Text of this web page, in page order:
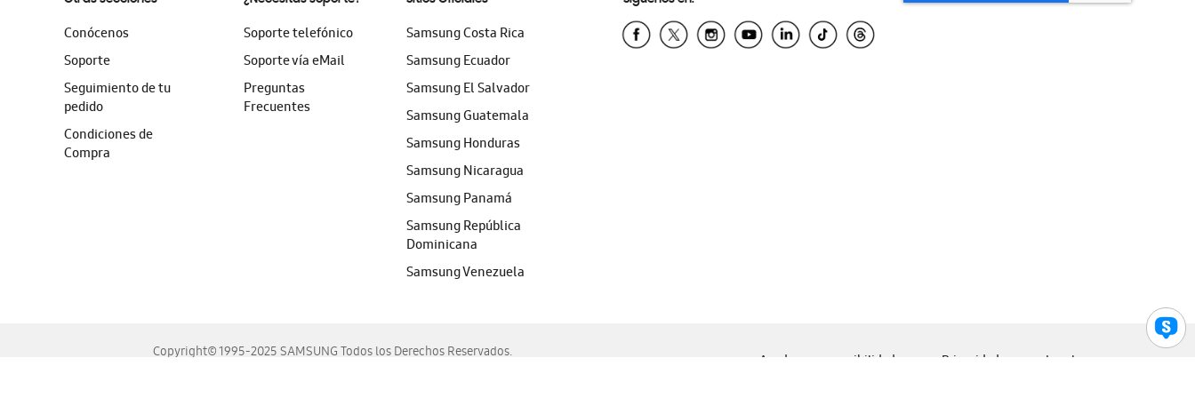
Conócenos
Soporte
Seguimiento de tu
pedido
Condiciones de
Compra
Soporte telefónico
Soporte vía eMail
Preguntas
Frecuentes
Samsung Costa Rica
Samsung Ecuador
Samsung El Salvador
Samsung Guatemala
Samsung Honduras
Samsung Nicaragua
Samsung Panamá
Samsung República
Dominicana
Samsung Venezuela
Copyright© 1995-2025 SAMSUNG Todos los Derechos Reservados.
Ayuda para accesibilidad Privacidad Legal